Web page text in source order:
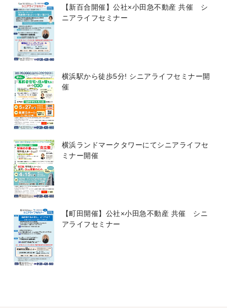
【新百合開催】公社×小田急不動産 共催 シ
ニアライフセミナー
横浜駅から徒歩5分! シニアライフセミナー開
催
横浜ランドマークタワーにてシニアライフセ
ミナー開催
【町田開催】公社×小田急不動産 共催 シニ
アライフセミナー